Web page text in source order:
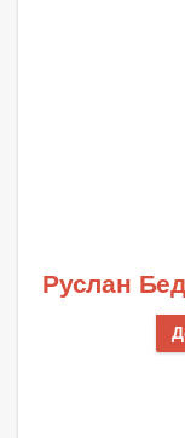
Руслан